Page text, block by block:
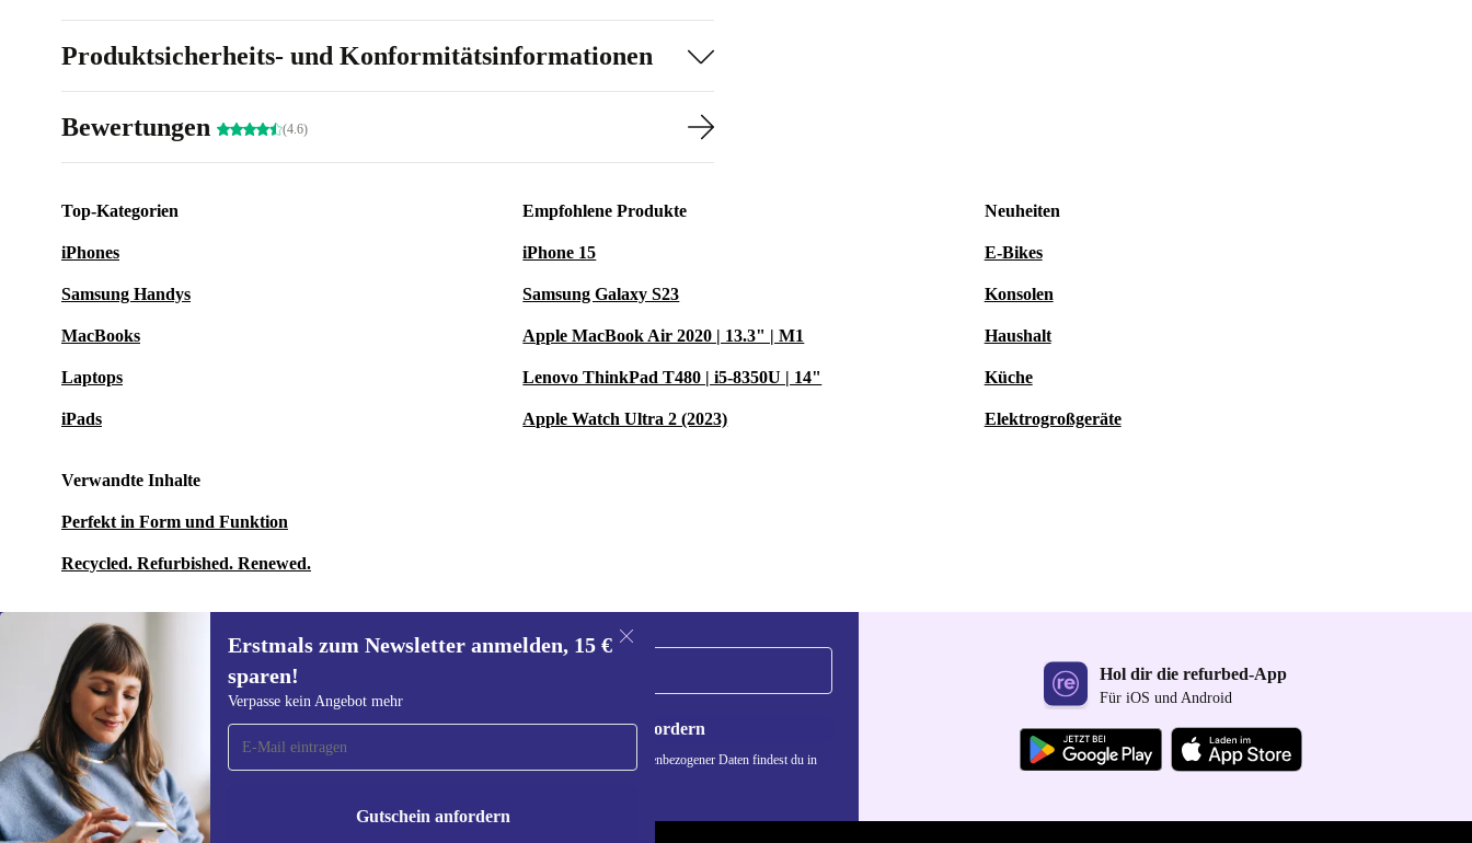
Produktsicherheits- und Konformitätsinformationen
Bewertungen (4.6)
Top-Kategorien
iPhones
Samsung Handys
MacBooks
Laptops
iPads
Empfohlene Produkte
iPhone 15
Samsung Galaxy S23
Apple MacBook Air 2020 | 13.3" | M1
Lenovo ThinkPad T480 | i5-8350U | 14"
Apple Watch Ultra 2 (2023)
Neuheiten
E-Bikes
Konsolen
Haushalt
Küche
Elektrogroßgeräte
Verwandte Inhalte
Perfekt in Form und Funktion
Recycled. Refurbished. Renewed.
Erstmals zum Newsletter anmelden, 15 €
sparen!
Verpasse kein Angebot mehr
Gutschein anfordern
Erstmals zum Newsletter
anmelden, 15 € sparen!
Verpasse kein Angebot mehr.
Gutschein anfordern
Informationen über die Verwendung personenbezogener Daten findest du in
Hol dir die refurbed-App
Für iOS und Android